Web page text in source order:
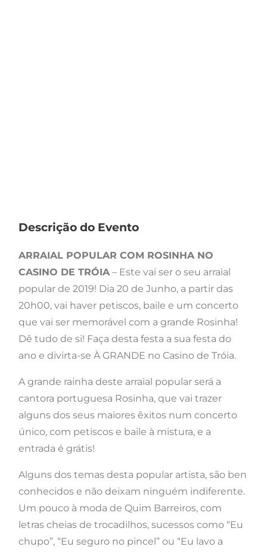
Descrição do Evento
ARRAIAL POPULAR COM ROSINHA NO
CASINO DE TRÓIA– Este vai ser o seu arraial
popular de 2019! Dia 20 de Junho, a partir das
20h00, vai haver petiscos, baile e um concerto
que vai ser memorável com a grande Rosinha!
Dê tudo de si! Faça desta festa a sua festa do
ano e divirta-se À GRANDE no Casino de Tróia.
A grande rainha deste arraial popular será a
cantora portuguesa Rosinha, que vai trazer
alguns dos seus maiores êxitos num concerto
único, com petiscos e baile à mistura, e a
entrada é grátis!
Alguns dos temas desta popular artista, são ben
conhecidos e não deixam ninguém indiferente.
Um pouco à moda de Quim Barreiros, com
letras cheias de trocadilhos, sucessos como “Eu
chupo”, “Eu seguro no pincel” ou “Eu lavo a